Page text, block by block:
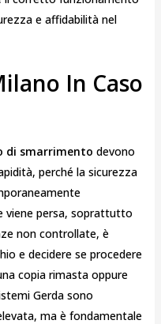
e affidabilità nel
In Caso
di smarrimento devono
perché la sicurezza
viene persa, soprattutto
non controllate, è
e decidere se procedere
copia rimasta oppure
Gerda sono
ma è fondamentale